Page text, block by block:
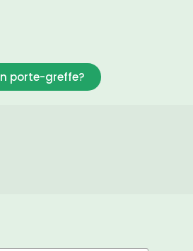
porte-greffe?